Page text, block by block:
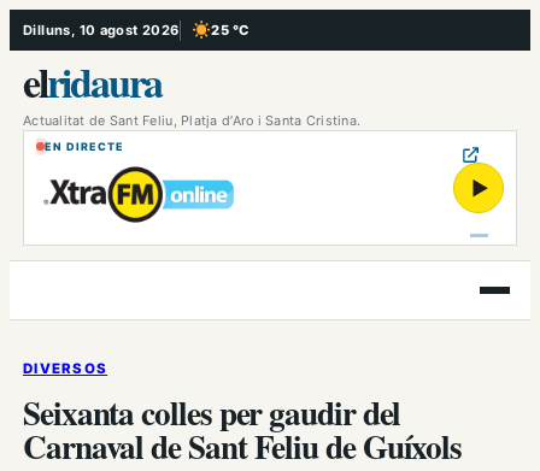
Vés
al
contingut
Dilluns, 10 agost 2026 25 °C
, Cel serè
elridaura
Actualitat de Sant Feliu, Platja d’Aro i Santa Cristina.
EN DIRECTE
▶
Obre
el
DIVERSOS
Seixanta colles per gaudir del
Carnaval de Sant Feliu de Guíxols